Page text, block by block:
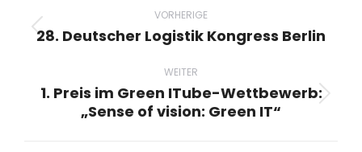
VORHERIGE
Vorheriger
28. Deutscher Logistik Kongress Berlin
WEITER
Nächster
1. Preis im Green ITube-Wettbewerb:
„Sense of vision: Green IT“